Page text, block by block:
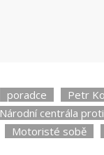
poradce Petr
Národní centrála
Motoristé sobě